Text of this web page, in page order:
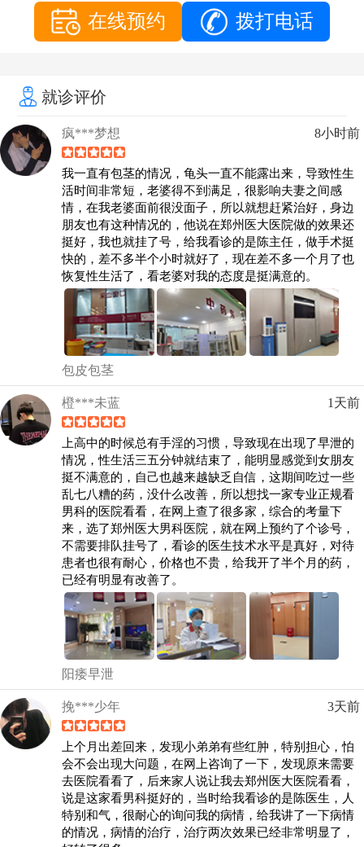
在线预约 拨打电话
就诊评价
疯***梦想 8小时前
我一直有包茎的情况，龟头一直不能露出来，导致性生
活时间非常短，老婆得不到满足，很影响夫妻之间感
情，在我老婆面前很没面子，所以就想赶紧治好，身边
朋友也有这种情况的，他说在郑州医大医院做的效果还
挺好，我也就挂了号，给我看诊的是陈主任，做手术挺
快的，差不多半个小时就好了，现在差不多一个月了也
恢复性生活了，看老婆对我的态度是挺满意的。
包皮包茎
橙***未蓝 1天前
上高中的时候总有手淫的习惯，导致现在出现了早泄的
情况，性生活三五分钟就结束了，能明显感觉到女朋友
挺不满意的，自己也越来越缺乏自信，这期间吃过一些
乱七八糟的药，没什么改善，所以想找一家专业正规看
男科的医院看看，在网上查了很多家，综合的考量下
来，选了郑州医大男科医院，就在网上预约了个诊号，
不需要排队挂号了，看诊的医生技术水平是真好，对待
患者也很有耐心，价格也不贵，给我开了半个月的药，
已经有明显有改善了。
阳痿早泄
挽***少年 3天前
上个月出差回来，发现小弟弟有些红肿，特别担心，怕
会不会出现大问题，在网上咨询了一下，发现原来需要
去医院看看了，后来家人说让我去郑州医大医院看看，
说是这家看男科挺好的，当时给我看诊的是陈医生，人
特别和气，很耐心的询问我的病情，给我讲了一下病情
的情况，病情的治疗，治疗两次效果已经非常明显了，